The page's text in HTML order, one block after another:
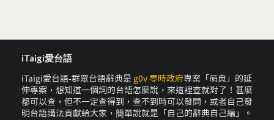
iTaigi愛台語
iTaigi愛台語-群眾台語辭典是 g0v 零時政府專案「萌典」的延
伸專案，想知道一個詞的台語怎麼說，來這裡查就對了！甚麼
都可以查，但不一定查得到，查不到時可以發問，或者自己發
明台語講法貢獻給大家，簡單說就是「自己的辭典自己編」。